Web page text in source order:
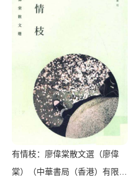
导小组 1986）
有情枝：廖偉棠散文選（廖偉
棠）（中華書局（香港）有限公